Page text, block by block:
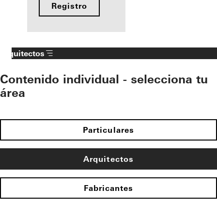
Registro
Arquitectos
Contenido individual - selecciona tu
área
Particulares
Arquitectos
Fabricantes